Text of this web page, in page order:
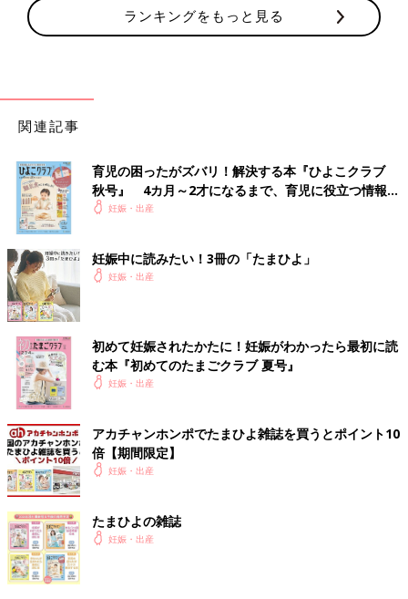
ランキングをもっと見る
関連記事
育児の困ったがズバリ！解決する本『ひよこクラブ
秋号』 4カ月～2才になるまで、育児に役立つ情報が
いっぱい！
妊娠・出産
妊娠中に読みたい！3冊の「たまひよ」
妊娠・出産
初めて妊娠されたかたに！妊娠がわかったら最初に読
む本『初めてのたまごクラブ 夏号』
妊娠・出産
アカチャンホンポでたまひよ雑誌を買うとポイント10
倍【期間限定】
妊娠・出産
たまひよの雑誌
妊娠・出産